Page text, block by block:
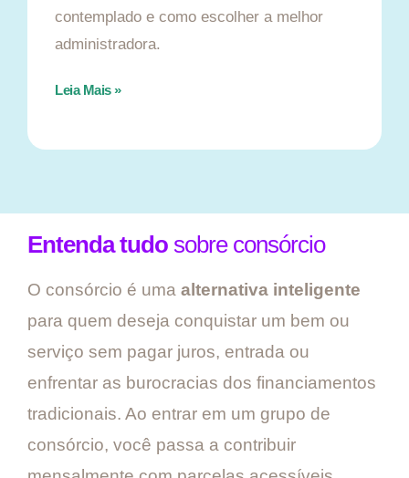
contemplado e como escolher a melhor
administradora.
Leia Mais »
Entenda tudo sobre consórcio
O consórcio é uma alternativa inteligente
para quem deseja conquistar um bem ou
serviço sem pagar juros, entrada ou
enfrentar as burocracias dos financiamentos
tradicionais. Ao entrar em um grupo de
consórcio, você passa a contribuir